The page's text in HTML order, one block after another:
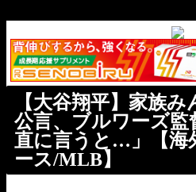
【大谷翔平】家族
公言、ブルワーズ監
直に言うと…」【海
ース/MLB】